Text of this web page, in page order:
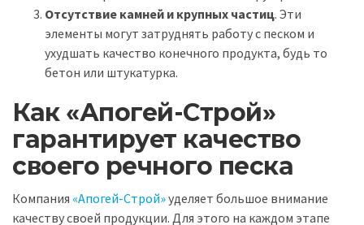
Отсутствие камней и крупных частиц. Эти
элементы могут затруднять работу с песком и
ухудшать качество конечного продукта, будь то
бетон или штукатурка.
Как «Апогей-Строй»
гарантирует качество
своего речного песка
Компания «Апогей-Строй»уделяет большое внимание
качеству своей продукции. Для этого на каждом этапе